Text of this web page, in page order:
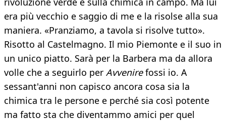
era più vecchio e saggio di me e la risolse alla sua
maniera. «Pranziamo, a tavola si risolve tutto».
Risotto al Castelmagno. Il mio Piemonte e il suo in
un unico piatto. Sarà per la Barbera ma da allora
volle che a seguirlo per Avvenirefossi io. A
sessant'anni non capisco ancora cosa sia la
chimica tra le persone e perché sia così potente
ma fatto sta che diventammo amici per quel